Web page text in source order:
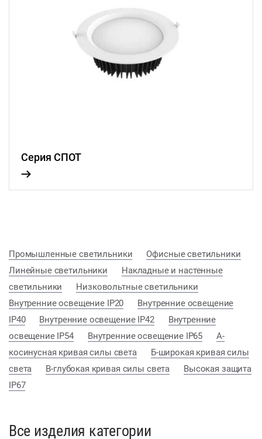
Серия СПОТ
Промышленные светильники
Офисные светильники
Линейные светильники
Накладные и настенные
светильники
Низковольтные светильники
Внутренние освещение IP20
Внутренние освещение
IP40
Внутренние освещение IP42
Внутренние
освещение IP54
Внутренние освещение IP65
А-
косинусная кривая силы света
Б-широкая кривая силы
света
В-глубокая кривая силы света
Высокая защита
IP67
Все изделия категории